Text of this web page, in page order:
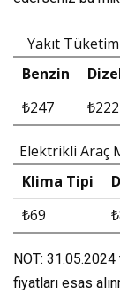
Yakıt
Benzin
₺247
₺222
Elektrikli Araç
Klima Tipi
₺69
NOT:
fiyatları esas